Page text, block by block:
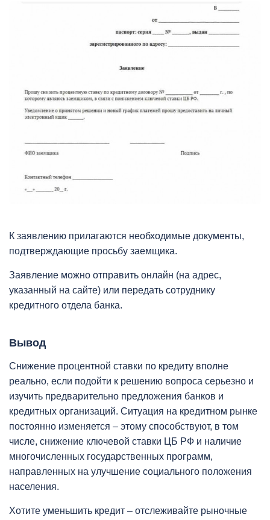
К заявлению прилагаются необходимые документы,
подтверждающие просьбу заемщика.
Заявление можно отправить онлайн (на адрес,
указанный на сайте) или передать сотруднику
кредитного отдела банка.
Вывод
Снижение процентной ставки по кредиту вполне
реально, если подойти к решению вопроса серьезно и
изучить предварительно предложения банков и
кредитных организаций. Ситуация на кредитном рынке
постоянно изменяется – этому способствуют, в том
числе, снижение ключевой ставки ЦБ РФ и наличие
многочисленных государственных программ,
направленных на улучшение социального положения
населения.
Хотите уменьшить кредит – отслеживайте рыночные